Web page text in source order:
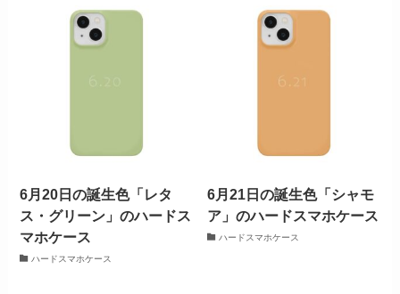
6月20日の誕生色「レタ
ス・グリーン」のハードス
マホケース
ハードスマホケース
6月21日の誕生色「シャモ
ア」のハードスマホケース
ハードスマホケース